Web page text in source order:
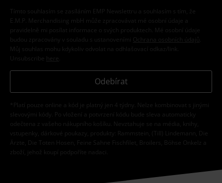
Tímto souhlasím se zasíláním EMP Newslettru a souhlasím s tím, že
E.M.P. Merchandising mbH může zpracovávat mé osobní údaje a
pravidelně mi posílat informace o svých produktech. Mé osobní údaje
budou zpracovány v souladu s ustanoveními
Ochrana osobních údajů
Můj souhlas mohu kdykoliv odvolat na odhlašovací odkaz/link.
Unsubscribe here
Odebírat
*Platí pouze online a kód je platný jen 4 týdny. Nelze kombinovat s jinými
slevovými kódy. Po vložení a potvrzení kódu bude sleva automaticky
odečtena z vašeho nákupního košíku. Nevztahuje se na média, knihy,
vstupenky, dárkové poukazy, produkty: Rammstein, (Till) Lindemann, Die
Ärzte, Die Toten Hosen, Feine Sahne Fischfilet, Broilers, Böhse Onkelz a
zboží, jehož koupí podpoříte nadaci.